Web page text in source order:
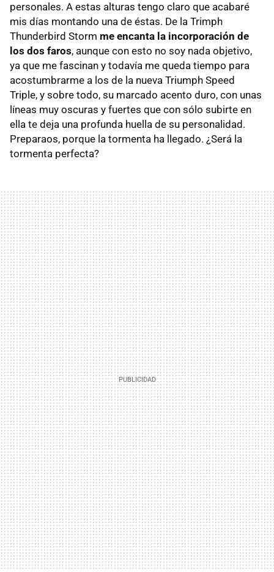
personales. A estas alturas tengo claro que acabaré
mis días montando una de éstas. De la Trimph
Thunderbird Storm me encanta la incorporación de
los dos faros, aunque con esto no soy nada objetivo,
ya que me fascinan y todavía me queda tiempo para
acostumbrarme a los de la nueva Triumph Speed
Triple, y sobre todo, su marcado acento duro, con unas
líneas muy oscuras y fuertes que con sólo subirte en
ella te deja una profunda huella de su personalidad.
Preparaos, porque la tormenta ha llegado. ¿Será la
tormenta perfecta?